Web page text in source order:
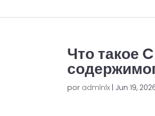
Что такое
por admlnlx Jun 19,